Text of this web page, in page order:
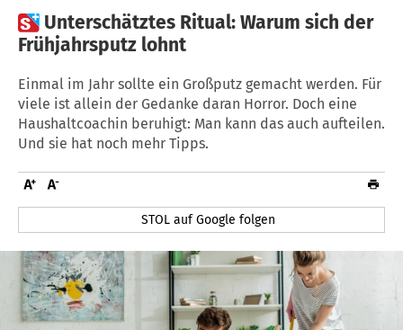
 Unterschätztes Ritual: Warum sich der
Frühjahrsputz lohnt
Einmal im Jahr sollte ein Großputz gemacht werden. Für
viele ist allein der Gedanke daran Horror. Doch eine
Haushaltcoachin beruhigt: Man kann das auch aufteilen.
Und sie hat noch mehr Tipps.
STOL auf Google folgen